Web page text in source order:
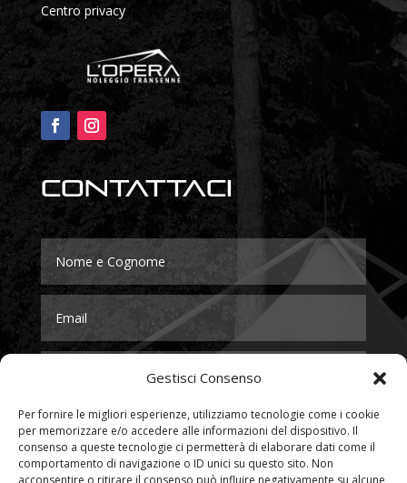
Gestisci Consenso
Per fornire le migliori esperienze, utilizziamo tecnologie come i cookie
per memorizzare e/o accedere alle informazioni del dispositivo. Il
consenso a queste tecnologie ci permetterà di elaborare dati come il
comportamento di navigazione o ID unici su questo sito. Non
acconsentire o ritirare il consenso può influire negativamente su alcune
Centro privacy
Contattaci